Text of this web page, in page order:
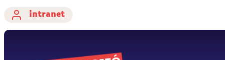
intranet